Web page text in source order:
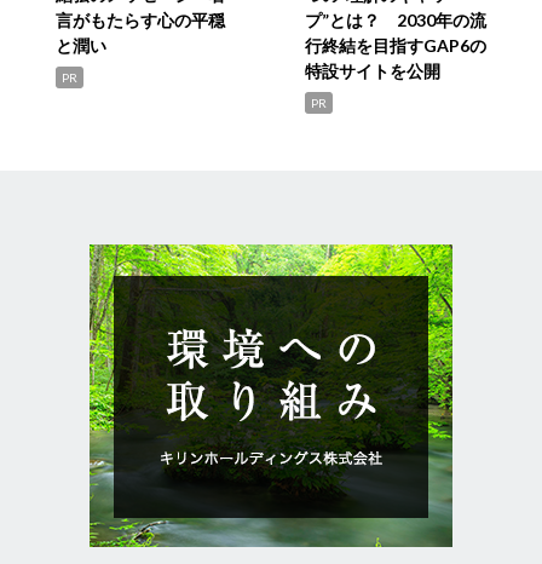
言がもたらす心の平穏
と潤い
PR
プ”とは？ 2030年の流
行終結を目指すGAP6の
特設サイトを公開
PR